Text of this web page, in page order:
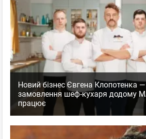
Новий бізнес Євгена Клопотенка —
замовлення шеф-кухаря додому
працює